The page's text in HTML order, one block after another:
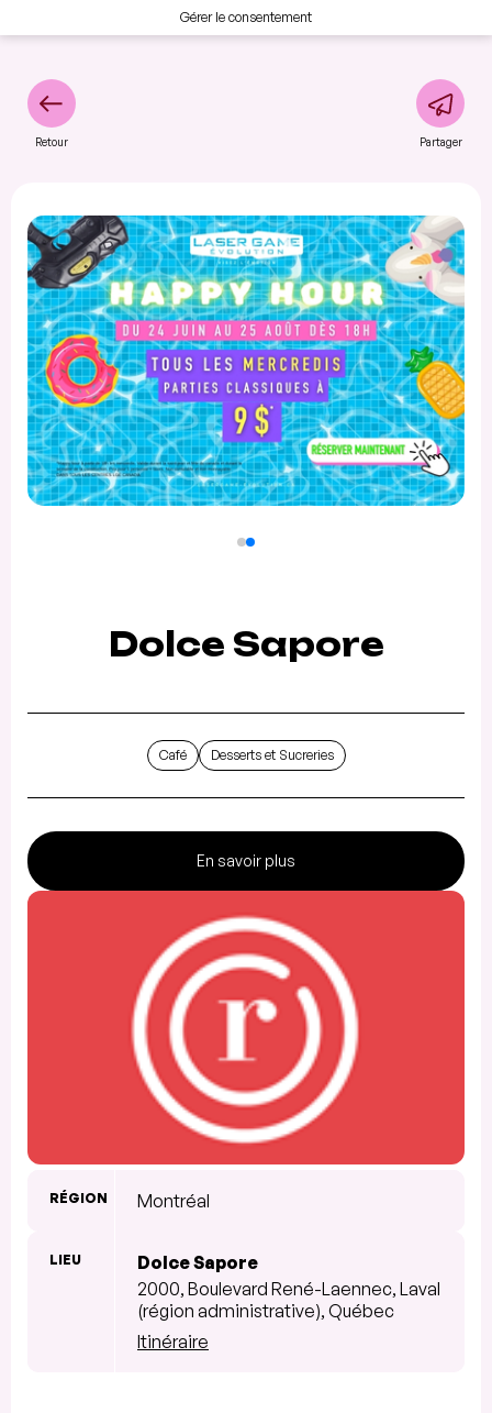
Gérer le consentement
Retour Partager
Dolce Sapore
Café Desserts et Sucreries
En savoir plus
RÉGION Montréal
LIEU
Dolce Sapore
2000, Boulevard René-Laennec, Laval
(région administrative), Québec
Itinéraire